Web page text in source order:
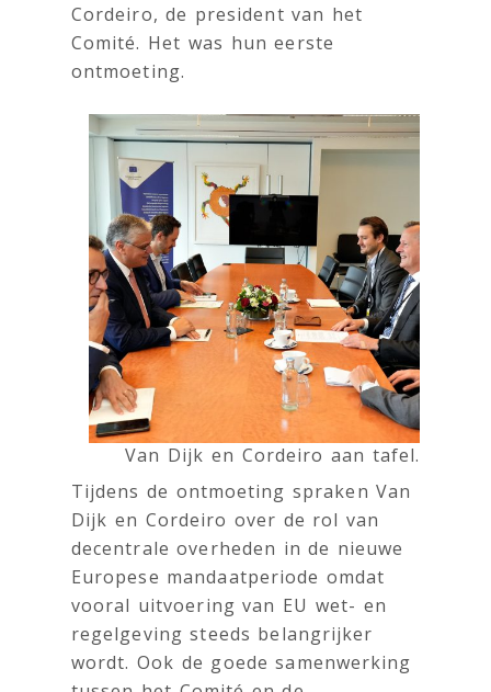
Cordeiro, de president van het
Comité. Het was hun eerste
ontmoeting.
Van Dijk en Cordeiro aan tafel.
Tijdens de ontmoeting spraken Van
Dijk en Cordeiro over de rol van
decentrale overheden in de nieuwe
Europese mandaatperiode omdat
vooral uitvoering van EU wet- en
regelgeving steeds belangrijker
wordt. Ook de goede samenwerking